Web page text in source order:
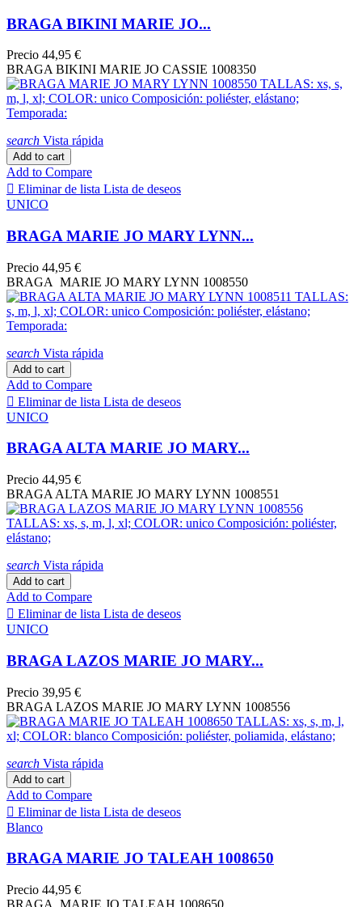
BRAGA BIKINI MARIE JO...
Precio 44,95 €
BRAGA BIKINI MARIE JO CASSIE 1008350
search Vista rápida
Add to cart
Add to Compare
 Eliminar de lista Lista de deseos
UNICO
BRAGA MARIE JO MARY LYNN...
Precio 44,95 €
BRAGA MARIE JO MARY LYNN 1008550
search Vista rápida
Add to cart
Add to Compare
 Eliminar de lista Lista de deseos
UNICO
BRAGA ALTA MARIE JO MARY...
Precio 44,95 €
BRAGA ALTA MARIE JO MARY LYNN 1008551
search Vista rápida
Add to cart
Add to Compare
 Eliminar de lista Lista de deseos
UNICO
BRAGA LAZOS MARIE JO MARY...
Precio 39,95 €
BRAGA LAZOS MARIE JO MARY LYNN 1008556
search Vista rápida
Add to cart
Add to Compare
 Eliminar de lista Lista de deseos
Blanco
BRAGA MARIE JO TALEAH 1008650
Precio 44,95 €
BRAGA MARIE JO TALEAH 1008650